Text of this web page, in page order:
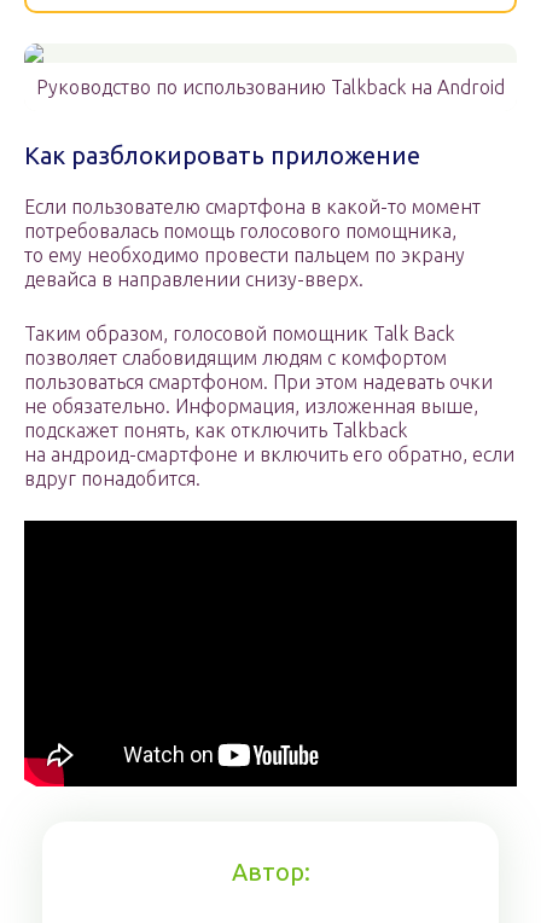
Руководство по использованию Talkback на Android
Как разблокировать приложение
Если пользователю смартфона в какой-то момент
потребовалась помощь голосового помощника,
то ему необходимо провести пальцем по экрану
девайса в направлении снизу-вверх.
Таким образом, голосовой помощник Talk Back
позволяет слабовидящим людям с комфортом
пользоваться смартфоном. При этом надевать очки
не обязательно. Информация, изложенная выше,
подскажет понять, как отключить Talkback
на андроид-смартфоне и включить его обратно, если
вдруг понадобится.
Автор: